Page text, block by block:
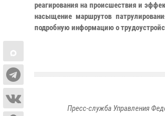
реагирования на происшествия и
насыщение маршрутов
подробную информацию о
Пресс-служба Управления